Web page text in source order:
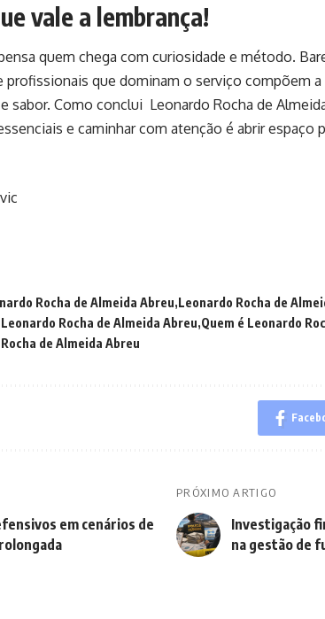
vale a lembrança!
quem chega com curiosidade e método.
profissionais que dominam o serviço compõem
sabor. Como conclui Leonardo Rocha de
e caminhar com atenção é abrir espaço
Rocha de Almeida Abreu Leonardo Rocha de
Rocha de Almeida Abreu Quem é Leonardo
de Almeida Abreu
em cenários de
PRÓXIMO ARTIGO
Investigação
na gestão de